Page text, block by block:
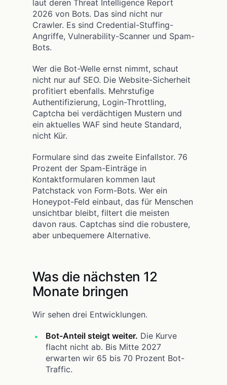
laut deren Threat Intelligence Report
2026 von Bots. Das sind nicht nur
Crawler. Es sind Credential-Stuffing-
Angriffe, Vulnerability-Scanner und Spam-
Bots.
Wer die Bot-Welle ernst nimmt, schaut
nicht nur auf SEO. Die Website-Sicherheit
profitiert ebenfalls. Mehrstufige
Authentifizierung, Login-Throttling,
Captcha bei verdächtigen Mustern und
ein aktuelles WAF sind heute Standard,
nicht Kür.
Formulare sind das zweite Einfallstor. 76
Prozent der Spam-Einträge in
Kontaktformularen kommen laut
Patchstack von Form-Bots. Wer ein
Honeypot-Feld einbaut, das für Menschen
unsichtbar bleibt, filtert die meisten
davon raus. Captchas sind die robustere,
aber unbequemere Alternative.
Was die nächsten 12
Monate bringen
Wir sehen drei Entwicklungen.
Bot-Anteil steigt weiter. Die Kurve
flacht nicht ab. Bis Mitte 2027
erwarten wir 65 bis 70 Prozent Bot-
Traffic.